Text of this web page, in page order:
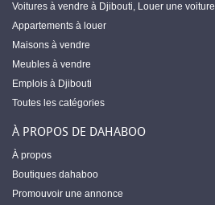
Voitures à vendre à Djibouti, Louer une voiture
Appartements à louer
Maisons à vendre
Meubles à vendre
Emplois à Djibouti
Toutes les catégories
À PROPOS DE DAHABOO
À propos
Boutiques dahaboo
Promouvoir une annonce